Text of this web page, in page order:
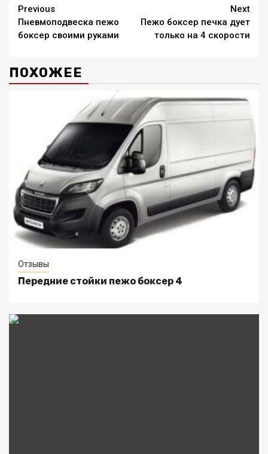
Continue
Reading
Previous
Пневмоподвеска пежо
боксер своими руками
Next
Пежо боксер печка дует
только на 4 скорости
ПОХОЖЕЕ
Отзывы
Передние стойки пежо боксер 4